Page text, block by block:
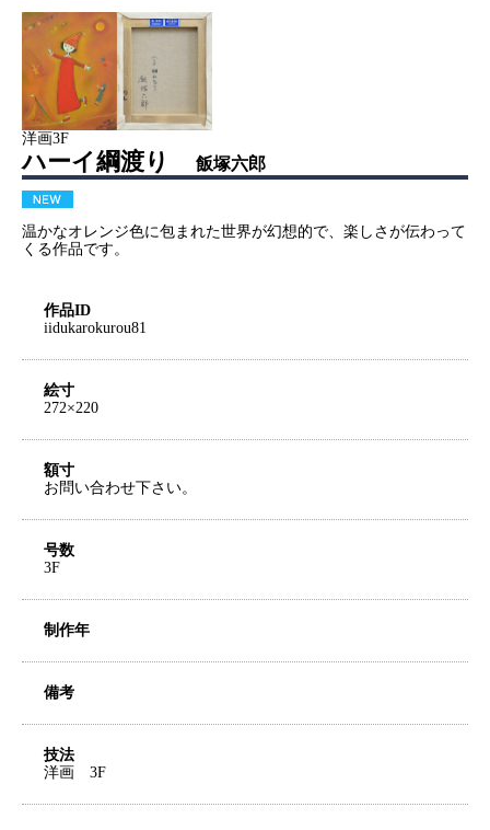
洋画3F
ハーイ綱渡り 飯塚六郎
温かなオレンジ色に包まれた世界が幻想的で、楽しさが伝わって
くる作品です。
作品ID
iidukarokurou81
絵寸
272×220
額寸
お問い合わせ下さい。
号数
3F
制作年
備考
技法
洋画 3F